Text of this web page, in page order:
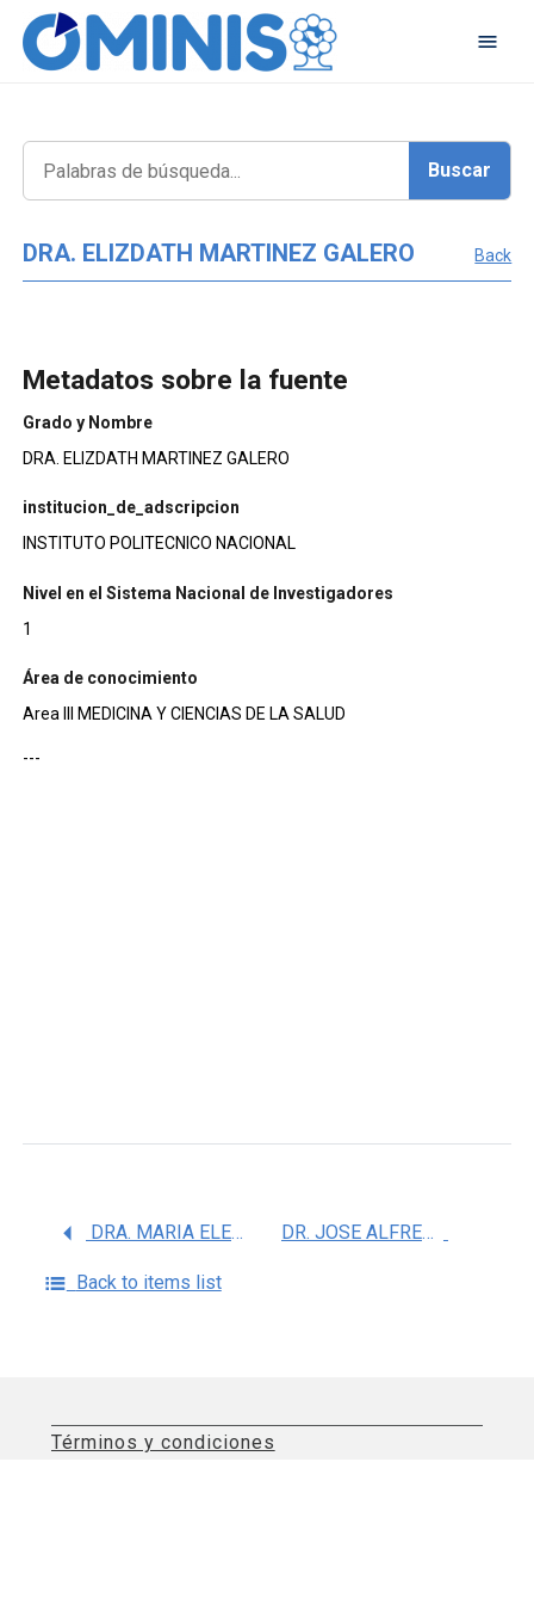
DRA. ELIZDATH MARTINEZ GALERO Back
Metadatos sobre la fuente
Grado y Nombre
DRA. ELIZDATH MARTINEZ GALERO
institucion_de_adscripcion
INSTITUTO POLITECNICO NACIONAL
Nivel en el Sistema Nacional de Investigadores
1
Área de conocimiento
Area III MEDICINA Y CIENCIAS DE LA SALUD
---
DRA. MARIA ELENA CAMPOS ALDRETE DR. JOSE ALFREDO SIERRA RAMIREZ
Back to items list
Términos y condiciones